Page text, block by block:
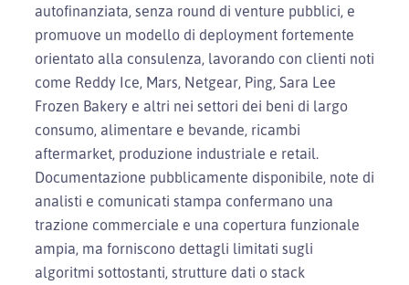
autofinanziata, senza round di venture pubblici, e
promuove un modello di deployment fortemente
orientato alla consulenza, lavorando con clienti noti
come Reddy Ice, Mars, Netgear, Ping, Sara Lee
Frozen Bakery e altri nei settori dei beni di largo
consumo, alimentare e bevande, ricambi
aftermarket, produzione industriale e retail.
Documentazione pubblicamente disponibile, note di
analisti e comunicati stampa confermano una
trazione commerciale e una copertura funzionale
ampia, ma forniscono dettagli limitati sugli
algoritmi sottostanti, strutture dati o stack